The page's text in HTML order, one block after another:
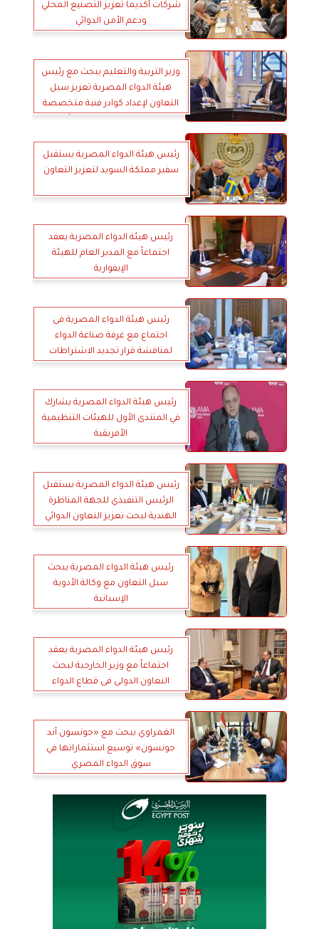
شركات أكديما تعزيز التصنيع المحلي
ودعم الأمن الدوائي
وزير التربية والتعليم يبحث مع رئيس
هيئة الدواء المصرية تعزيز سبل
التعاون لإعداد كوادر فنية متخصصة
رئيس هيئة الدواء المصرية يستقبل
سفير مملكة السويد لتعزيز التعاون
رئيس هيئة الدواء المصرية يعقد
اجتماعاً مع المدير العام للهيئة
الإيفوارية
رئيس هيئة الدواء المصرية فى
اجتماع مع غرفة صناعة الدواء
لمناقشة قرار تجديد الاشتراطات
رئيس هيئة الدواء المصرية يشارك
في المنتدى الأول للهيئات التنظيمية
الأفريقية
رئيس هيئة الدواء المصرية يستقبل
الرئيس التنفيذي للجهة المناظرة
الهندية لبحث تعزيز التعاون الدوائي
رئيس هيئة الدواء المصرية يبحث
سبل التعاون مع وكالة الأدوية
الإسبانية
رئيس هيئة الدواء المصرية يعقد
اجتماعاً مع وزير الخارجية لبحث
التعاون الدولى فى قطاع الدواء
الغمراوي يبحث مع «جونسون آند
جونسون» توسيع استثماراتها في
سوق الدواء المصري